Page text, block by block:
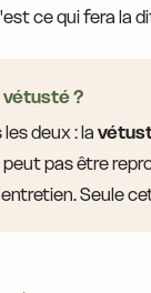
ce qui fera la
vétusté ?
deux : la
peut pas être
Seule